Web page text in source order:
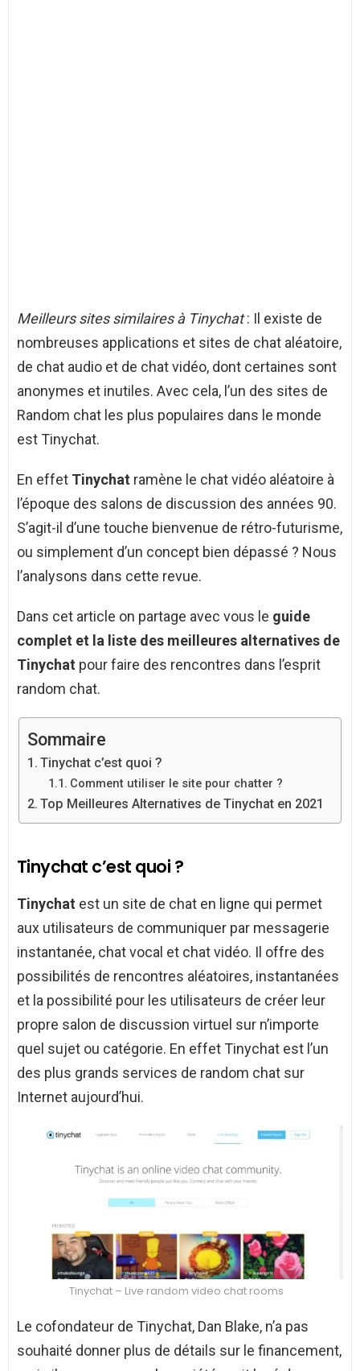
Meilleurs sites similaires à Tinychat: Il existe de
nombreuses applications et sites de chat aléatoire,
de chat audio et de chat vidéo, dont certaines sont
anonymes et inutiles. Avec cela, l’un des sites de
Random chat les plus populaires dans le monde
est Tinychat.
En effet Tinychat ramène le chat vidéo aléatoire à
l’époque des salons de discussion des années 90.
S’agit-il d’une touche bienvenue de rétro-futurisme,
ou simplement d’un concept bien dépassé ? Nous
l’analysons dans cette revue.
Dans cet article on partage avec vous le guide
complet et la liste des meilleures alternatives de
Tinychat pour faire des rencontres dans l’esprit
random chat.
Sommaire
Tinychat c’est quoi ?
Comment utiliser le site pour chatter ?
Top Meilleures Alternatives de Tinychat en 2021
Tinychat c’est quoi ?
Tinychat est un site de chat en ligne qui permet
aux utilisateurs de communiquer par messagerie
instantanée, chat vocal et chat vidéo. Il offre des
possibilités de rencontres aléatoires, instantanées
et la possibilité pour les utilisateurs de créer leur
propre salon de discussion virtuel sur n’importe
quel sujet ou catégorie. En effet Tinychat est l’un
des plus grands services de random chat sur
Internet aujourd’hui.
Tinychat – Live random video chat rooms
Le cofondateur de Tinychat, Dan Blake, n’a pas
souhaité donner plus de détails sur le financement,